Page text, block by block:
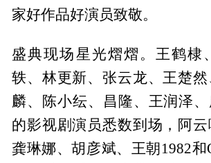
家好作品好演员致敬。
盛典现场星光熠熠。王鹤棣
轶、林更新、张云龙、王楚
麟、陈小纭、昌隆、王润泽
的影视剧演员悉数到场，阿云
龚琳娜、胡彦斌、王朝1982和